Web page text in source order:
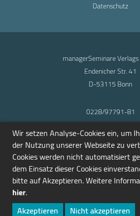
Datenschutz
managerSeminare
Endenicher Str. 41
D-53115 Bonn
0228/97791-81
© 2001-2026
Wir setzen Analyse-Cookies ein, um
der Nutzung unserer Webseite zu
Cookies werden nicht automatisiert
dem Einsatz dieser Cookies
bitte auf Akzeptieren. Weitere
hier.
Akzeptieren
Nicht akzeptieren